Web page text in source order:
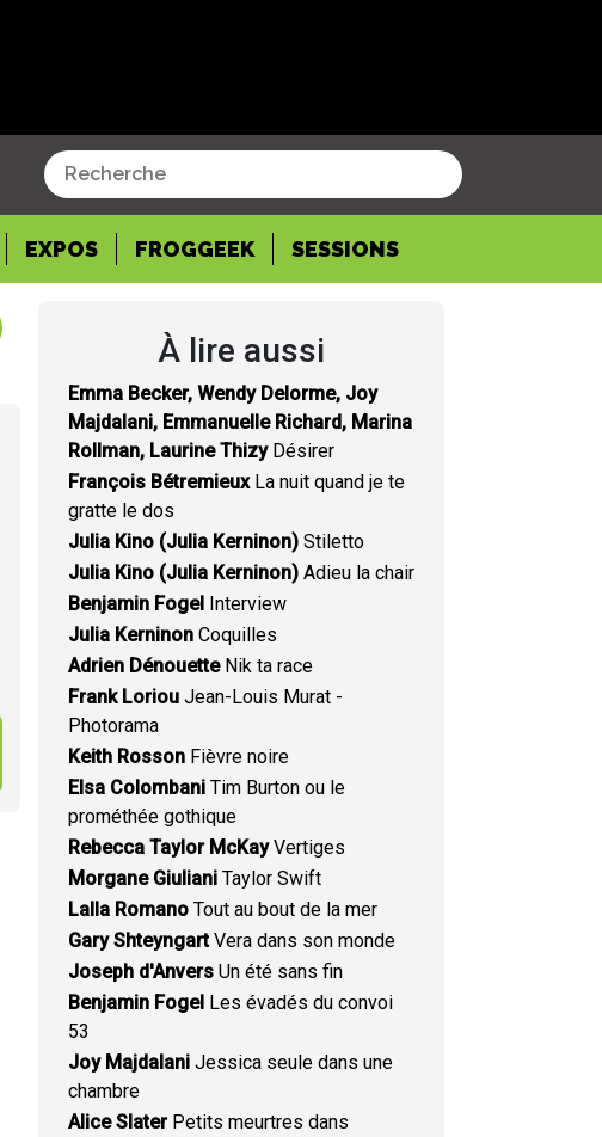
EXPOS FROGGEEK SESSIONS
À lire aussi
Emma Becker, Wendy Delorme, Joy
Majdalani, Emmanuelle Richard, Marina
Rollman, Laurine ThizyDésirer
François BétremieuxLa nuit quand je te
gratte le dos
Julia Kino (Julia Kerninon) Stiletto
Julia Kino (Julia Kerninon) Adieu la chair
Benjamin Fogel Interview
Julia Kerninon Coquilles
Adrien DénouetteNik ta race
Frank Loriou Jean-Louis Murat -
Photorama
Keith Rosson Fièvre noire
Elsa Colombani Tim Burton ou le
prométhée gothique
Rebecca Taylor McKayVertiges
Morgane Giuliani Taylor Swift
Lalla Romano Tout au bout de la mer
Gary ShteyngartVera dans son monde
Joseph d'Anvers Un été sans fin
Benjamin Fogel Les évadés du convoi
53
Joy Majdalani Jessica seule dans une
chambre
Alice SlaterPetits meurtres dans